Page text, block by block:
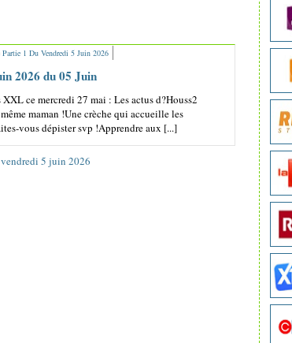
Partie 1 Du Vendredi 5 Juin 2026
2026 du 05 Juin
ce mercredi 27 mai : Les actus d?Houss2
maman !Une crèche qui accueille les
vous dépister svp !Apprendre aux [...]
5 juin 2026